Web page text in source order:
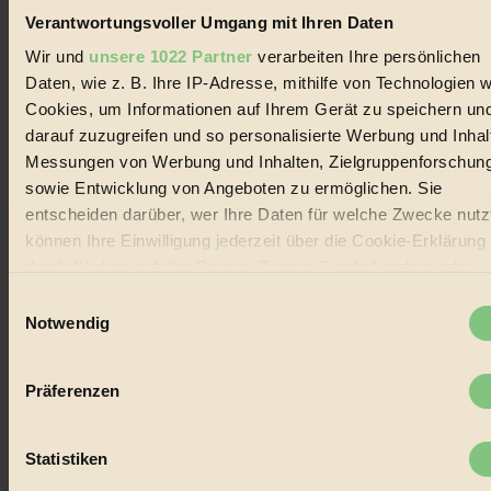
Verantwortungsvoller Umgang mit Ihren Daten
Wir und unsere 1022 Partner verarbeiten Ihre persönlichen
Daten, wie z. B. Ihre IP-Adresse, mithilfe von Technologien
Cookies, um Informationen auf Ihrem Gerät zu speichern
darauf zuzugreifen und so personalisierte Werbung und
Messungen von Werbung und Inhalten,
sowie Entwicklung von Angeboten zu ermöglichen. Sie
entscheiden darüber, wer Ihre Daten für welche Zwecke
können Ihre Einwilligung jederzeit über die Cookie-Erklärung
Informationen über Ihre geografische Lage erfassen,
welche bis auf einige Meter genau sein können
Merkmalen (Fingerprinting) identifizieren
Notwendig
Präferenzen
Statistiken
und Produkte, ein Leitfaden im schnell wachsenden Markt des
Handels mit Bioprodukten, des Fair-Trade sowie der Branche
alternativer Energien.
Social Media
22.601 Fans auf Facebook
3.415 Follower auf Twitter
Folge uns auf Instagram
Themen
Bio
#
Nachhaltigkeit